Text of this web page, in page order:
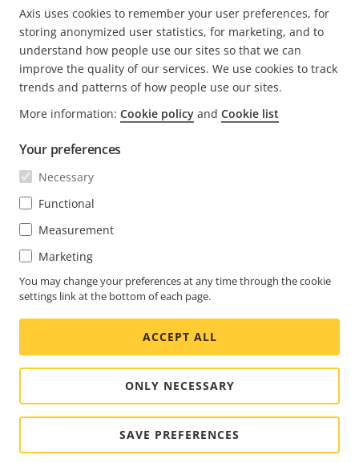
FOOTER
CONTACTO
Contacto
Experience Center
NOTICIAS E HISTORIAS
Historias de clientes
Life at Axis
Engineering at Axis
SUSCRÍBASE
Suscríbase al boletín
Suscríbase a los correos electrónicos de notificación
de seguridad de Axis
MEXICO / ESPAÑOL SALA DE PRENSA
Social
Media
Menu
Facebook
Linkedin
Youtube
X
(Twitter)
Instagram
Cookie settings Aviso legal
© 2026 Axis Communications AB. Todos los derechos
Axis uses cookies to remember your user preferences, for
storing anonymized user statistics, for marketing, and to
understand how people use our sites so that we can
improve the quality of our services. We use cookies to track
trends and patterns of how people use our sites.
More information: Cookie policy and Cookie list
Your preferences
Necessary
Functional
Measurement
Marketing
You may change your preferences at any time through the cookie
settings link at the bottom of each page.
ACCEPT ALL
ONLY NECESSARY
SAVE PREFERENCES